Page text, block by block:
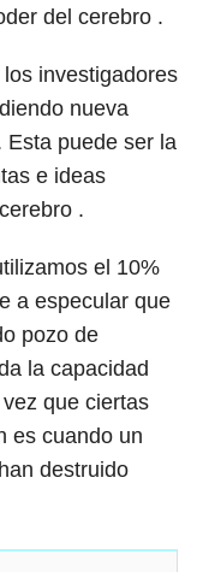
del cerebro .
investigadores
nueva
Esta puede ser la
e ideas
.
el 10%
a especular que
pozo de
la capacidad
que ciertas
es cuando un
destruido